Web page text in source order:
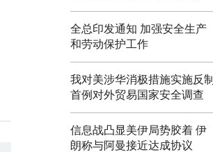
全总印发通知 加强安全生产
和劳动保护工作
我对美涉华消极措施实施反制
首例对外贸易国家安全调查
信息战凸显美伊局势胶着 伊
朗称与阿曼接近达成协议